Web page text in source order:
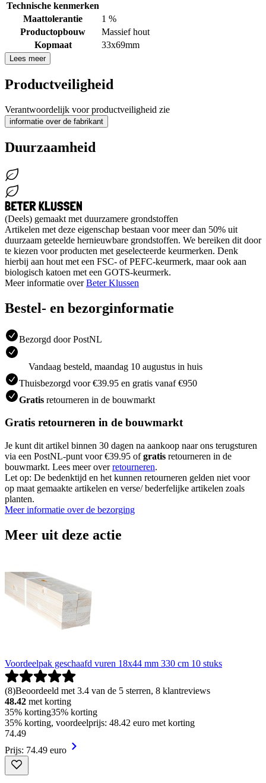
Technische kenmerken
Maattolerantie
1 %
Productopbouw
Massief hout
Kopmaat
33x69mm
Lees meer
Productveiligheid
Verantwoordelijk voor productveiligheid zie
informatie over de fabrikant
Duurzaamheid
(Deels) gemaakt met duurzamere grondstoffen
Artikelen met deze eigenschap bestaan voor meer dan 50% uit
duurzaam geteelde hernieuwbare grondstoffen. We bereiken dit door
te kiezen voor producten met geselecteerde keurmerken. Denk
hierbij aan hout met een FSC- of PEFC-keurmerk, maar ook aan
biologisch katoen met een GOTS-keurmerk.
Meer informatie overBeter Klussen
Bestel- en bezorginformatie
Bezorgd door PostNL
Vandaag besteld, maandag 10 augustus in huis
Thuisbezorgd voor €39.95 en gratis vanaf €950
Gratis retourneren in de bouwmarkt
Gratis retourneren in de bouwmarkt
Je kunt dit artikel binnen 30 dagen na aankoop naar ons terugsturen
via een PostNL-punt voor €39.95 ofgratis retourneren in de
bouwmarkt. Lees meer overretourneren.
Let op: De bedenktijd en het kunnen retourneren gelden niet voor
op maat gemaakte artikelen en verse/ bederfelijke artikelen zoals
planten.
Meer informatie over de bezorging
Meer uit deze actie
Voordeelpak geschaafd vuren 18x44 mm 330 cm 10 stuks
(8)Beoordeeld met 3.4 van de 5 sterren, 8 klantreviews
48.42 met korting
35% korting35% korting
35% korting, voordeelprijs: 48.42 euro met korting
74.49
Prijs: 74.49 euro